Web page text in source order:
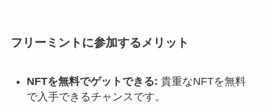
フリーミントに参加するメリット
NFTを無料でゲットできる: 貴重なNFTを無料
で入手できるチャンスです。